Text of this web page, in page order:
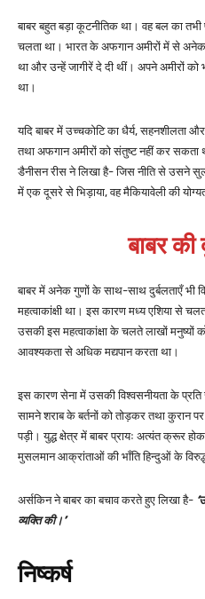
बाबर बहुत बड़ा कूटनीतिक था। वह बल का
चलता था। भारत के अफगान अमीरों में से
था और उन्हें जागीरें दे दी थीं। अपने अमीरों को
था।
यदि बाबर में उच्चकोटि का धैर्य, सहनशीलता
तथा अफगान अमीरों को संतुष्ट नहीं कर
डैनीसन रीस ने लिखा है- जिस नीति से उसने
में एक दूसरे से भिड़ाया, वह मैकियावेली की
बाबर की
बाबर में अनेक गुणों के साथ-साथ दुर्बलताएँ भी
महत्वाकांक्षी था। इस कारण मध्य एशिया से
उसकी इस महत्वाकांक्षा के चलते लाखों मनुष्यों
आवश्यकता से अधिक मद्यपान करता था।
इस कारण सेना में उसकी विश्वसनीयता के
सामने शराब के बर्तनों को तोड़कर तथा कुरान
पड़ी। युद्ध क्षेत्र में बाबर प्रायः अत्यंत क्रूर
मुसलमान आक्रांताओं की भाँति हिन्दुओं के
अर्सकिन ने बाबर का बचाव करते हुए लिखा है-
व्यक्ति की।’
निष्कर्ष